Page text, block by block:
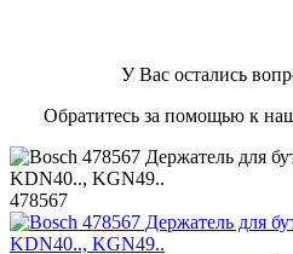
У Вас остались
Обратитесь за помощью к
478567